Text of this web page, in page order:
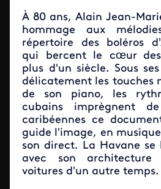
À 80 ans, Alain Jean-
hommage aux
répertoire des boléros
qui bercent le cœur
plus d'un siècle. Sous
délicatement les touches
de son piano, les
cubains imprègnent
caribéennes ce
guide l'image, en
son direct. La Havane
avec son
voitures d'un autre temps.